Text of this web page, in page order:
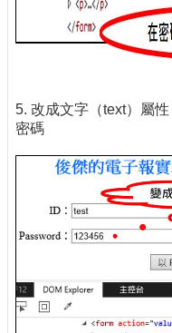
5. 改成文字（text）屬
密碼